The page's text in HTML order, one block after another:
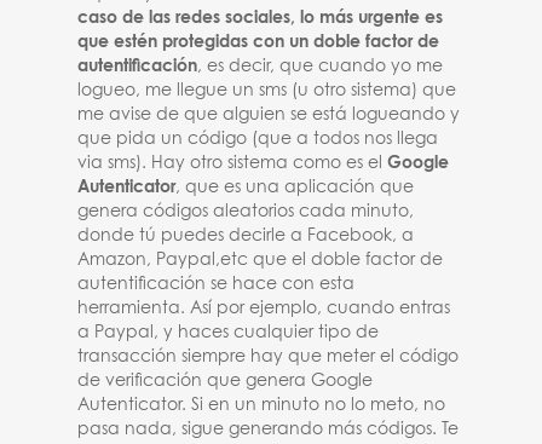
caso de las redes sociales, lo más urgente es
que estén protegidas con un doble factor de
autentificación, es decir, que cuando yo me
logueo, me llegue un sms (u otro sistema) que
me avise de que alguien se está logueando y
que pida un código (que a todos nos llega
via sms). Hay otro sistema como es elGoogle
Autenticator, que es una aplicación que
genera códigos aleatorios cada minuto,
donde tú puedes decirle a Facebook, a
Amazon, Paypal,etc que el doble factor de
autentificación se hace con esta
herramienta. Así por ejemplo, cuando entras
a Paypal, y haces cualquier tipo de
transacción siempre hay que meter el código
de verificación que genera Google
Autenticator. Si en un minuto no lo meto, no
pasa nada, sigue generando más códigos. Te